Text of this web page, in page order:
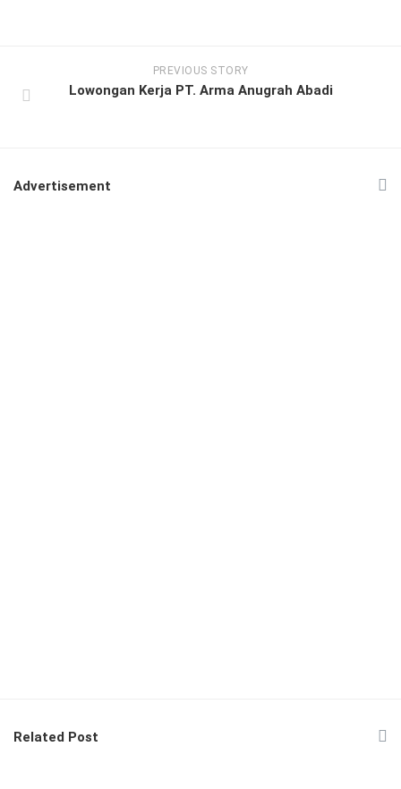
PREVIOUS STORY
Lowongan Kerja PT. Arma Anugrah Abadi
Advertisement
Related Post